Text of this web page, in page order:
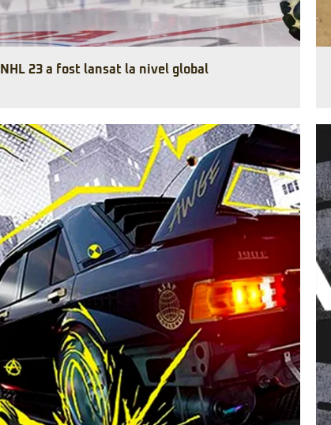
NHL 23 a fost lansat la nivel global